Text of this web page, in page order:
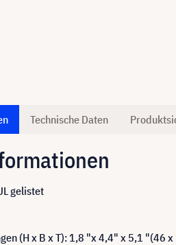
Technische Daten
gelistet
(H x B x T): 1,8 "x 4,4" x 5,1 "(46